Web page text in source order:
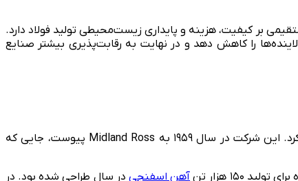
بر کیفیت، هزینه و پایداری زیست‌محیطی تولید فولاد دارد.
را کاهش دهد و در نهایت به رقابت‌پذیری بیشتر صنایع
دخالت میدرکس در فرآیند احیای مستقیم را می‌توان به کارهایی که توسط شرکت Surface Combustion در دهه 1930 انجام شد، ردیابی کرد. این شرکت در سال ۱۹۵۹ به Midland Ross پیوست، جایی که
آهن اسفنجی در سال طراحی شده بود. در